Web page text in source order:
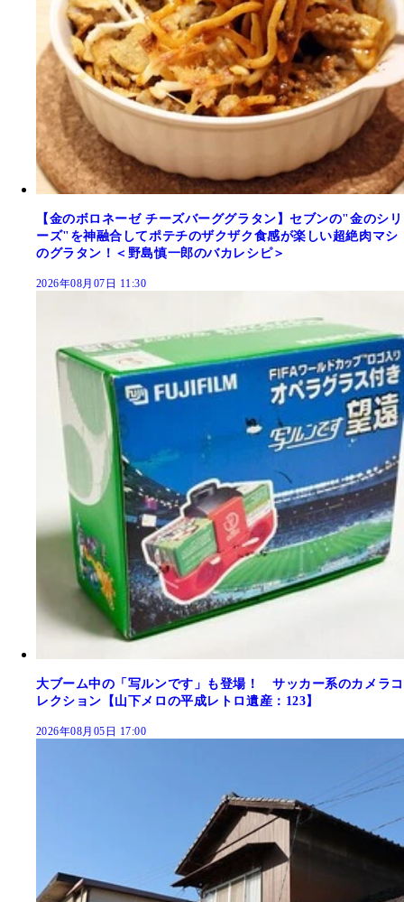
【金のボロネーゼ チーズバーググラタン】セブンの"金のシリ
ーズ"を神融合してポテチのザクザク食感が楽しい超絶肉マシ
のグラタン！＜野島慎一郎のバカレシピ＞
2026年08月07日 11:30
大ブーム中の「写ルンです」も登場！ サッカー系のカメラコ
レクション【山下メロの平成レトロ遺産：123】
2026年08月05日 17:00